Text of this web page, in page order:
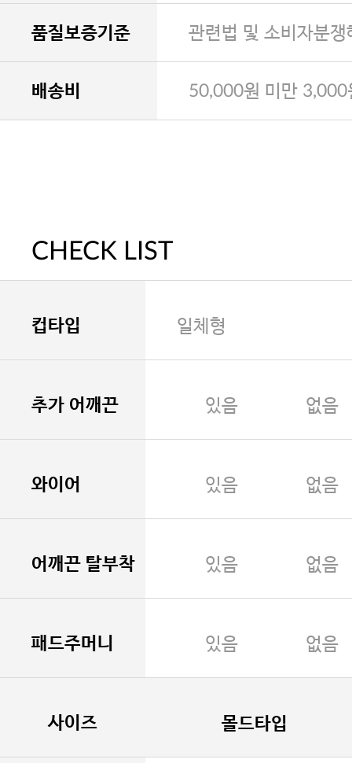
품질보증기준 관련법 및 소비자분
배송비 50,000원 미만 3,000
CHECK LIST
컵타입 일체형
추가 어깨끈 있음 없음
와이어 있음 없음
어깨끈 탈부착 있음 없음
패드주머니 있음 없음
사이즈 몰드타입